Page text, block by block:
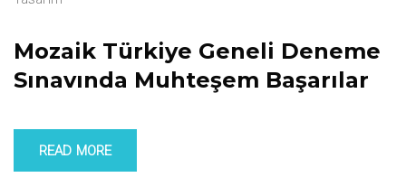
Mozaik Türkiye Geneli Deneme
Sınavında Muhteşem Başarılar
READ MORE